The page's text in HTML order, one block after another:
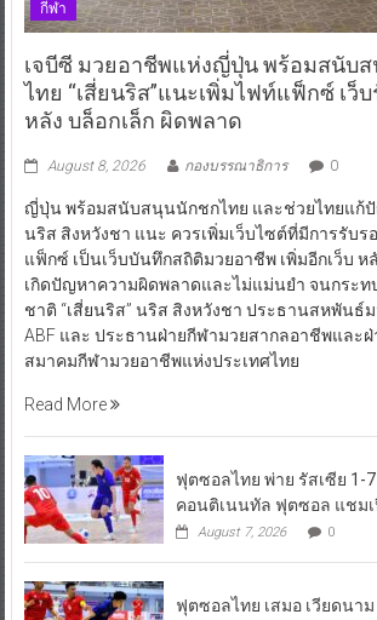
กีฬา
เจบีซี มวยอาชีพแห่งญี่ปุ่น พร้อมสนับ
ไทย “เสี่ยนริส”แนะเพิ่มไฟท์แฟ็กซ์ เว็
หลัง บล็อกเล็ก ผิดพลาด
August 8, 2026 กองบรรณาธิการ 0
ญี่ปุ่น พร้อมสนับสนุนนักชกไทย และช่วยไทยแก้ปั
นริส สิงหวังชา แนะ ควรเพิ่มเว็บไซต์ที่มีการรับร
แฟ็กซ์ เป็นเว็บบันทึกสถิติมวยอาชีพ เพิ่มอีกเว็บ หลั
เกิดปัญหาความผิดพลาดและไม่แม่นยำ จนกระท
ชาติ “เสี่ยนริส” นริส สิงหวังชา ประธานสหพันธ์ม
ABF และ ประธานฝ่ายกีฬามวยสากลอาชีพและ
สมาคมกีฬามวยอาชีพแห่งประเทศไทย
Read More
ฟุตซอลไทย พ่าย รัสเซีย 1-
คอนติเนนทัล ฟุตซอล แชม
August 7, 2026 0
ฟุตซอลไทย เสมอ เวียดนา